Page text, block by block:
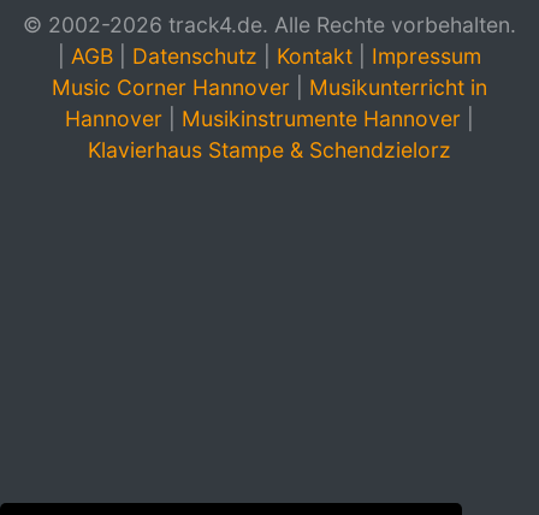
© 2002-2026 track4.de. Alle Rechte vorbehalten.
AGB Datenschutz Kontakt
Impressum
Music Corner Hannover
Musikunterricht in
Hannover
Musikinstrumente Hannover
Klavierhaus Stampe & Schendzielorz